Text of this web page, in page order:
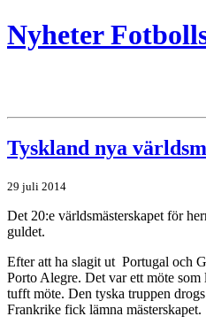
Nyheter
Tyskland nya
29 juli 2014
Det 20:e världsmästerskapet för
guldet.
Efter att ha slagit ut Portugal och
Porto Alegre. Det var ett möte
tufft möte. Den tyska truppen
Frankrike fick lämna mästerskapet.